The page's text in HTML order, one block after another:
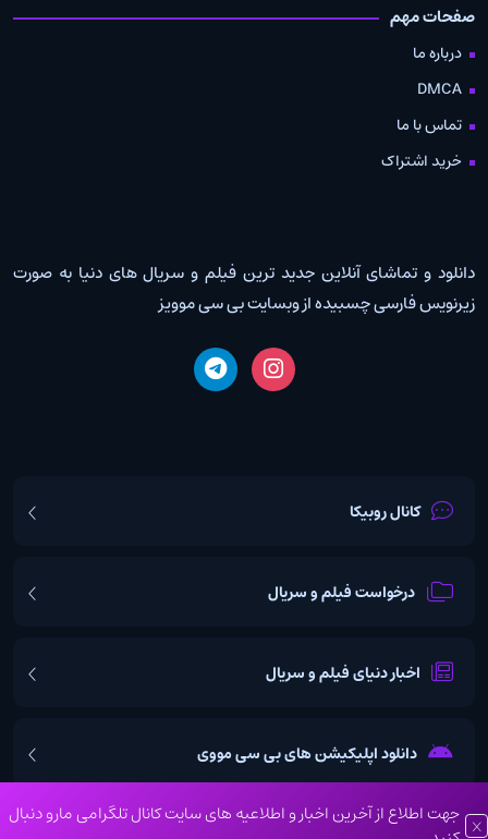
جهت اطلاع از آخرین اخبار و اطلاعیه های سایت کانال تلگرامی مارو دنبال
صفحات مهم
درباره ما
DMCA
تماس با ما
خرید اشتراک
دانلود و تماشای آنلاین جدید ترین فیلم و سریال های دنیا به صورت
زیرنویس فارسی چسبیده از وبسایت بی سی موویز
کانال روبیکا
درخواست فیلم و سریال
اخبار دنیای فیلم و سریال
دانلود اپلیکیشن های بی سی مووی